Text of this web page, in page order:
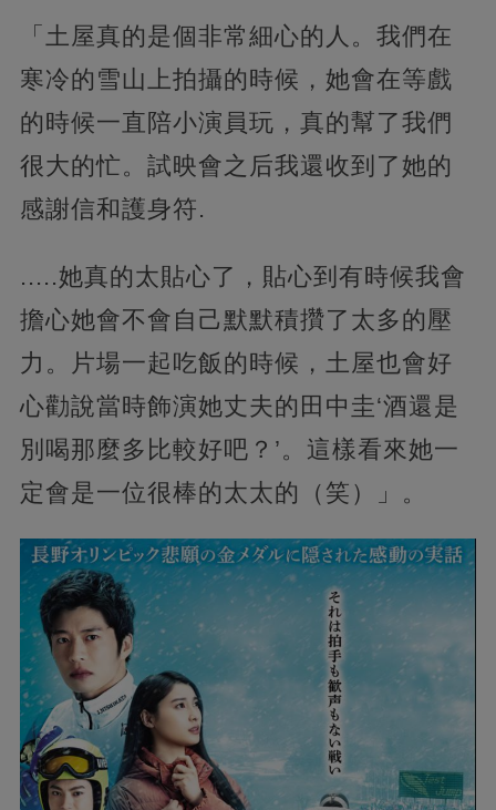
「土屋真的是個非常細心的人。我們在
寒冷的雪山上拍攝的時候，她會在等戲
的時候一直陪小演員玩，真的幫了我們
很大的忙。試映會之后我還收到了她的
感謝信和護身符.
.....她真的太貼心了，貼心到有時候我會
擔心她會不會自己默默積攢了太多的壓
力。片場一起吃飯的時候，土屋也會好
心勸說當時飾演她丈夫的田中圭‘酒還是
別喝那麼多比較好吧？’。這樣看來她一
定會是一位很棒的太太的（笑）」。